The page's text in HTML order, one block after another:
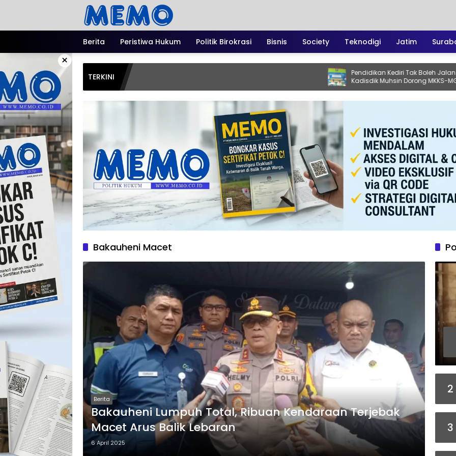
Berita
Peristiwa Hukum Politik Birokrasi Bisnis Society Teknodigi Jatim
×
TERKINI
Pendidikan Kediri Tak Boleh Jalan Sendiri!
Kadisdik Muhsin Dorong MKKS-MGMP
Jadi Motor Perubahan
Bakauheni Macet
Berita
Bakauheni Lumpuh Total, Ribuan Kendaraan Terjebak
Macet Arus Balik Lebaran
6 April 2025
2
3